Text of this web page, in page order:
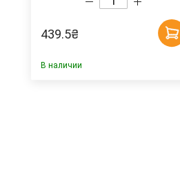
439.5₴
В наличии